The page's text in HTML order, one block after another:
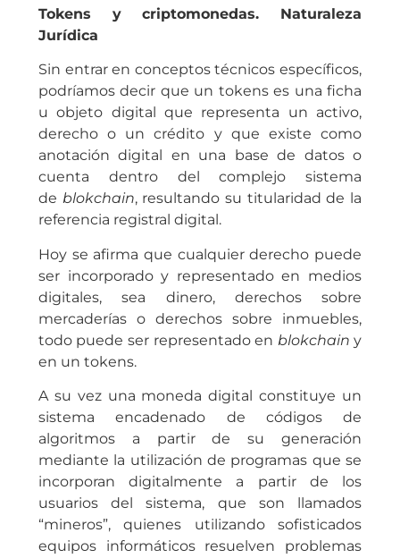
Tokens y criptomonedas. Naturaleza
Jurídica
Sin entrar en conceptos técnicos específicos,
podríamos decir que un tokens es una ficha
u objeto digital que representa un activo,
derecho o un crédito y que existe como
anotación digital en una base de datos o
cuenta dentro del complejo sistema
de blokchain, resultando su titularidad de la
referencia registral digital.
Hoy se afirma que cualquier derecho puede
ser incorporado y representado en medios
digitales, sea dinero, derechos sobre
mercaderías o derechos sobre inmuebles,
todo puede ser representado en blokchainy
en un tokens.
A su vez una moneda digital constituye un
sistema encadenado de códigos de
algoritmos a partir de su generación
mediante la utilización de programas que se
incorporan digitalmente a partir de los
usuarios del sistema, que son llamados
“mineros”, quienes utilizando sofisticados
equipos informáticos resuelven problemas